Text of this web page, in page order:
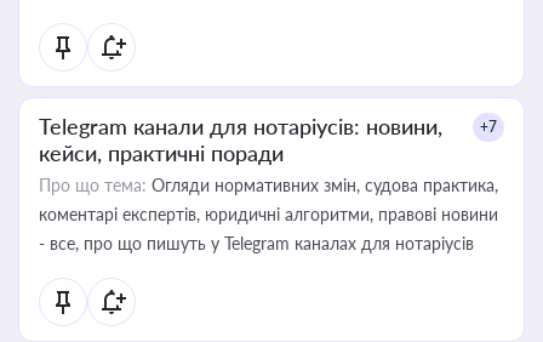
Telegram канали для нотаріусів: новини,
кейси, практичні поради
+7
Про що тема: Огляди нормативних змін, судова практика,
коментарі експертів, юридичні алгоритми, правові новини
- все, про що пишуть у Telegram каналах для нотаріусів